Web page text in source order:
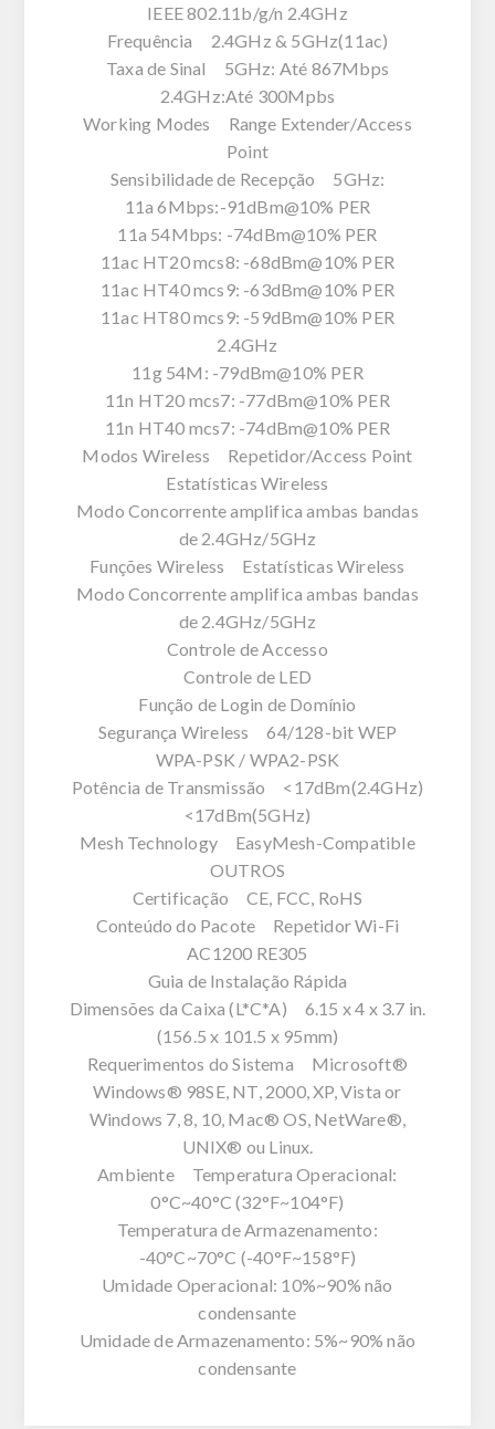
IEEE 802.11b/g/n 2.4GHz
Frequência 2.4GHz & 5GHz(11ac)
Taxa de Sinal 5GHz: Até 867Mbps
2.4GHz:Até 300Mpbs
Working Modes Range Extender/Access
Point
Sensibilidade de Recepção 5GHz:
11a 6Mbps:-91dBm@10% PER
11a 54Mbps: -74dBm@10% PER
11ac HT20 mcs8: -68dBm@10% PER
11ac HT40 mcs9: -63dBm@10% PER
11ac HT80 mcs9: -59dBm@10% PER
2.4GHz
11g 54M: -79dBm@10% PER
11n HT20 mcs7: -77dBm@10% PER
11n HT40 mcs7: -74dBm@10% PER
Modos Wireless Repetidor/Access Point
Estatísticas Wireless
Modo Concorrente amplifica ambas bandas
de 2.4GHz/5GHz
Funções Wireless Estatísticas Wireless
Modo Concorrente amplifica ambas bandas
de 2.4GHz/5GHz
Controle de Accesso
Controle de LED
Função de Login de Domínio
Segurança Wireless 64/128-bit WEP
WPA-PSK / WPA2-PSK
Potência de Transmissão <17dBm(2.4GHz)
<17dBm(5GHz)
Mesh Technology EasyMesh-Compatible
OUTROS
Certificação CE, FCC, RoHS
Conteúdo do Pacote Repetidor Wi-Fi
AC1200 RE305
Guia de Instalação Rápida
Dimensões da Caixa (L*C*A) 6.15 x 4 x 3.7 in.
(156.5 x 101.5 x 95mm)
Requerimentos do Sistema Microsoft®
Windows® 98SE, NT, 2000, XP, Vista or
Windows 7, 8, 10, Mac® OS, NetWare®,
UNIX® ou Linux.
Ambiente Temperatura Operacional:
0°C~40°C (32°F~104°F)
Temperatura de Armazenamento:
-40°C~70°C (-40°F~158°F)
Umidade Operacional: 10%~90% não
condensante
Umidade de Armazenamento: 5%~90% não
condensante